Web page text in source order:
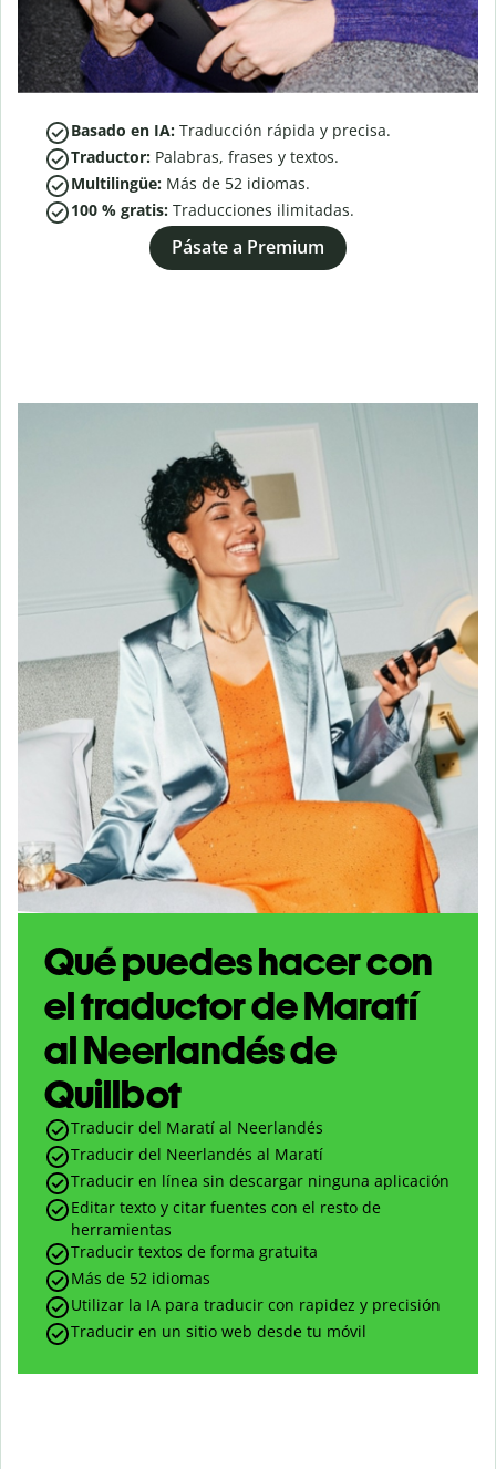
Basado en IA: Traducción rápida y precisa.
Traductor: Palabras, frases y textos.
Multilingüe: Más de 52 idiomas.
100 % gratis: Traducciones ilimitadas.
Pásate a Premium
Qué puedes hacer con
el traductor de Maratí
al Neerlandés de
Quillbot
Traducir del Maratí al Neerlandés
Traducir del Neerlandés al Maratí
Traducir en línea sin descargar ninguna aplicación
Editar texto y citar fuentes con el resto de
herramientas
Traducir textos de forma gratuita
Más de 52 idiomas
Utilizar la IA para traducir con rapidez y precisión
Traducir en un sitio web desde tu móvil